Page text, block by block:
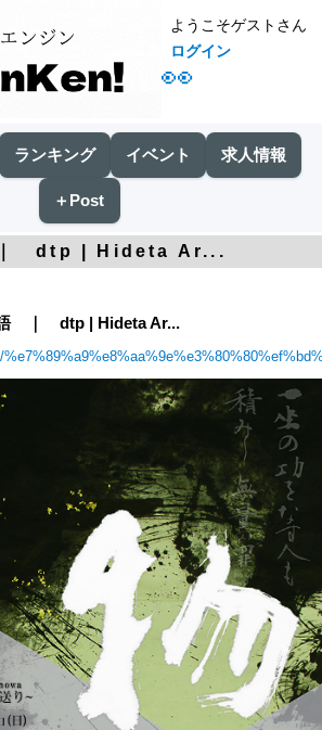
👀
ようこそゲストさん
ログイン
ランキング イベント 求人情報
＋Post
dtp | Hideta Ar...
｜ dtp | Hideta Ar...